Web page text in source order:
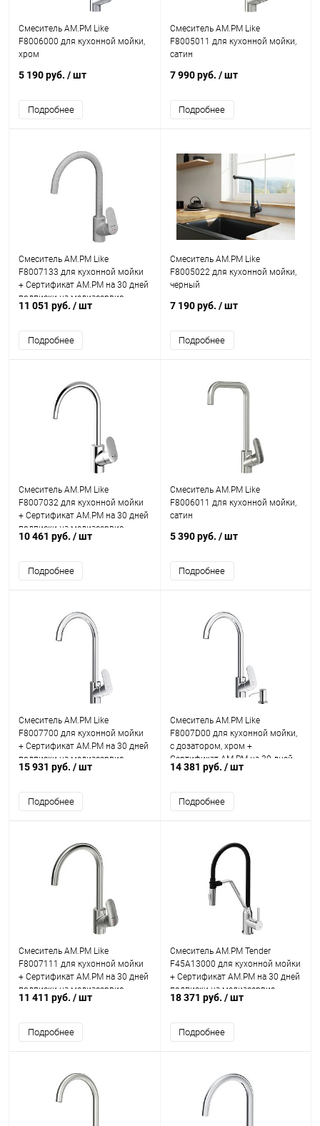
Смеситель AM.PM Like
F8006000 для кухонной мойки,
хром
5 190 руб. / шт
Подробнее
Смеситель AM.PM Like
F8005011 для кухонной мойки,
сатин
7 990 руб. / шт
Подробнее
Смеситель AM.PM Like
F8007133 для кухонной мойки
+ Сертификат AM.PM на 30 дней
подписки на медиасервис
11 051 руб. / шт
Подробнее
Смеситель AM.PM Like
F8005022 для кухонной мойки,
черный
7 190 руб. / шт
Подробнее
Смеситель AM.PM Like
F8007032 для кухонной мойки
+ Сертификат AM.PM на 30 дней
подписки на медиасервис
10 461 руб. / шт
Подробнее
Смеситель AM.PM Like
F8006011 для кухонной мойки,
сатин
5 390 руб. / шт
Подробнее
Смеситель AM.PM Like
F8007700 для кухонной мойки
+ Сертификат AM.PM на 30 дней
подписки на медиасервис
15 931 руб. / шт
Подробнее
Смеситель AM.PM Like
F8007D00 для кухонной мойки,
с дозатором, хром +
Сертификат AM.PM на 30 дней
подписки на медиасервис
14 381 руб. / шт
Подробнее
Смеситель AM.PM Like
F8007111 для кухонной мойки
+ Сертификат AM.PM на 30 дней
подписки на медиасервис
11 411 руб. / шт
Подробнее
Смеситель AM.PM Tender
F45A13000 для кухонной мойки
+ Сертификат AM.PM на 30 дней
подписки на медиасервис
18 371 руб. / шт
Подробнее